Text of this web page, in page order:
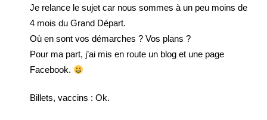
Je relance le sujet car nous sommes à un peu moins de
4 mois du Grand Départ.
Où en sont vos démarches ? Vos plans ?
Pour ma part, j’ai mis en route un blog et une page
Facebook.
Billets, vaccins : Ok.